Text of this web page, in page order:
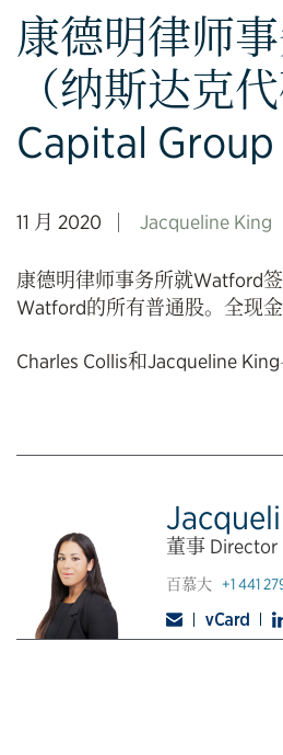
康德明律师
（纳斯达克
Capital
11 月 2020 Jacqueline King
康德明律师事务所就Watford
Watford的所有普通股。全现
Charles Collis和Jacqueline
董事 Director
百慕大+1 441